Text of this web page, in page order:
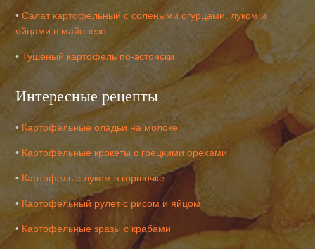
•Салат картофельный с солеными огурцами, луком и
яйцами в майонезе
•Тушеный картофель по-эстонски
Интересные рецепты
• Картофельные оладьи на молоке
• Картофельные крокеты с грецкими орехами
• Картофель с луком в горшочке
• Картофельный рулет с рисом и яйцом
• Картофельные зразы с крабами